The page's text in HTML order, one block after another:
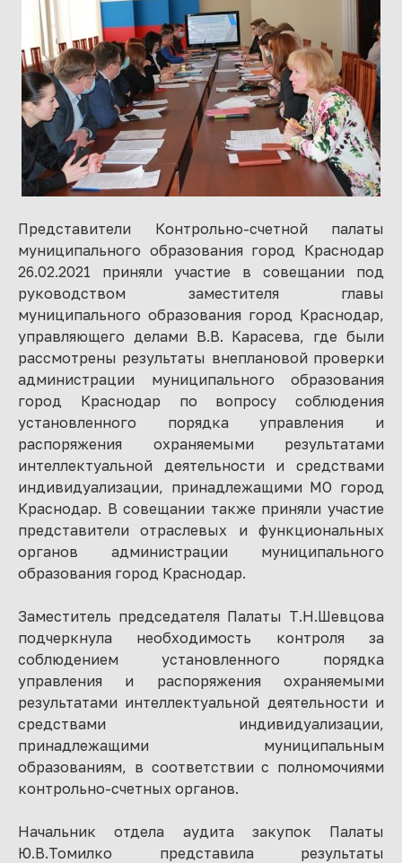
Представители Контрольно-счетной палаты
муниципального образования город Краснодар
26.02.2021 приняли участие в совещании под
руководством заместителя главы
муниципального образования город Краснодар,
управляющего делами В.В. Карасева, где были
рассмотрены результаты внеплановой проверки
администрации муниципального образования
город Краснодар по вопросу соблюдения
установленного порядка управления и
распоряжения охраняемыми результатами
интеллектуальной деятельности и средствами
индивидуализации, принадлежащими МО город
Краснодар. В совещании также приняли участие
представители отраслевых и функциональных
органов администрации муниципального
образования город Краснодар.
Заместитель председателя Палаты Т.Н.Шевцова
подчеркнула необходимость контроля за
соблюдением установленного порядка
управления и распоряжения охраняемыми
результатами интеллектуальной деятельности и
средствами индивидуализации,
принадлежащими муниципальным
образованиям, в соответствии с полномочиями
контрольно-счетных органов.
Начальник отдела аудита закупок Палаты
Ю.В.Томилко представила результаты